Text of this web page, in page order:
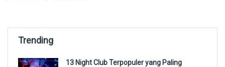
Trending
13 Night Club Terpopuler yang Paling